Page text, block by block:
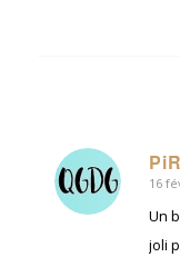
dit
:
16
Un
joli